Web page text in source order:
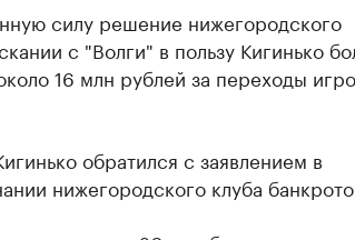
силу решение нижегородского
с "Волги" в пользу Кигинько
16 млн рублей за переходы
обратился с заявлением в
нижегородского клуба